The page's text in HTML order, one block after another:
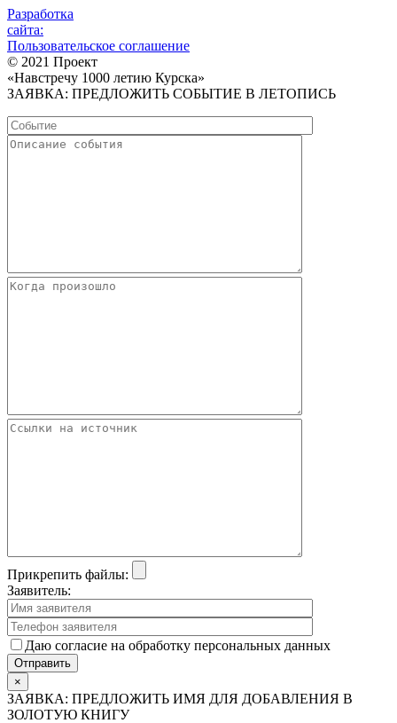
Разработка
сайта:
Пользовательское соглашение
© 2021 Проект
«Навстречу 1000 летию Курска»
ЗАЯВКА: ПРЕДЛОЖИТЬ СОБЫТИЕ В ЛЕТОПИСЬ
Прикрепить файлы:
Заявитель:
Даю согласие на обработку персональных данных
×
ЗАЯВКА: ПРЕДЛОЖИТЬ ИМЯ ДЛЯ ДОБАВЛЕНИЯ В
ЗОЛОТУЮ КНИГУ